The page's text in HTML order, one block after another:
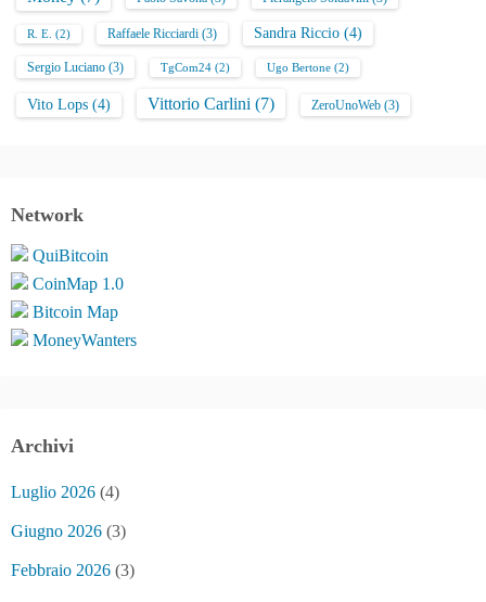
R. E. (2) Raffaele Ricciardi (3) Sandra Riccio (4)
Sergio Luciano (3) TgCom24 (2) Ugo Bertone (2)
Vito Lops (4) Vittorio Carlini (7) ZeroUnoWeb (3)
Network
QuiBitcoin
CoinMap 1.0
Bitcoin Map
MoneyWanters
Archivi
Luglio 2026 (4)
Giugno 2026 (3)
Febbraio 2026 (3)